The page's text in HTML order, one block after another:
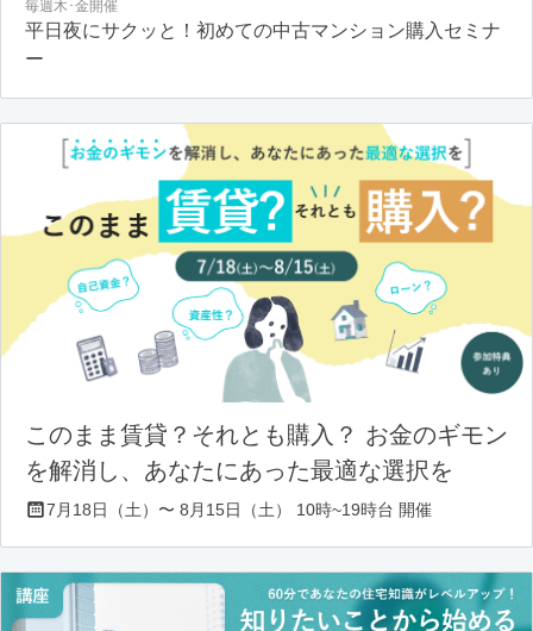
毎週木･金開催
平日夜にサクッと！初めての中古マンション購入セミナ
ー
このまま賃貸？それとも購入？ お金のギモン
を解消し、あなたにあった最適な選択を
7月18日（土）〜 8月15日（土） 10時~19時台 開催